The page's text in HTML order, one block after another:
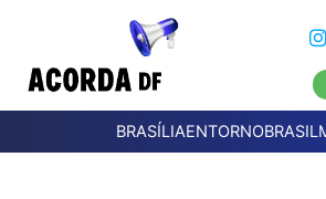
BRASÍLIAENTORNOBRASIL